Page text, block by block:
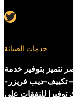
Twitter
خدمات الصيانة
نتميز بتوفير خدمة
– تكييف–ديب فريزر-
للنفقات على